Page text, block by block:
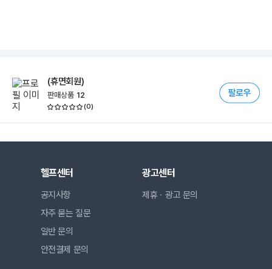
(휴면회원)
판매상품 12
(0)
헬프센터
공지사항
자주 묻는 질문
일반 문의
안전결제 문의
광고센터
제휴ㆍ광고 문의